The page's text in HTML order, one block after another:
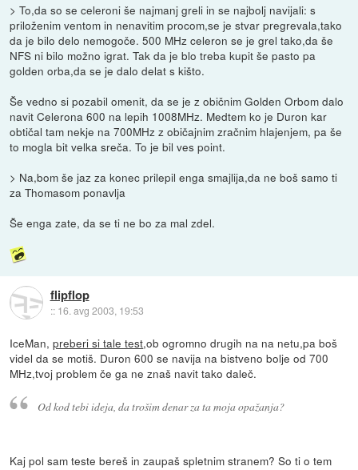
> To,da so se celeroni še najmanj greli in se najbolj navijali: s
priloženim ventom in nenavitim procom,se je stvar pregrevala,tako
da je bilo delo nemogoče. 500 MHz celeron se je grel tako,da še
NFS ni bilo možno igrat. Tak da je blo treba kupit še pasto pa
golden orba,da se je dalo delat s kišto.
Še vedno si pozabil omenit, da se je z običnim Golden Orbom dalo
navit Celerona 600 na lepih 1008MHz. Medtem ko je Duron kar
obtičal tam nekje na 700MHz z običajnim zračnim hlajenjem, pa še
to mogla bit velka sreča. To je bil ves point.
> Na,bom še jaz za konec prilepil enga smajlija,da ne boš samo ti
za Thomasom ponavlja
Še enga zate, da se ti ne bo za mal zdel.
flipflop
:: 16. avg 2003, 19:53
IceMan,preberi si tale test,ob ogromno drugih na na netu,pa boš
videl da se motiš. Duron 600 se navija na bistveno bolje od 700
MHz,tvoj problem če ga ne znaš navit tako daleč.
Od kod tebi ideja, da trošim denar za ta moja opažanja?
Kaj pol sam teste bereš in zaupaš spletnim stranem? So ti o tem